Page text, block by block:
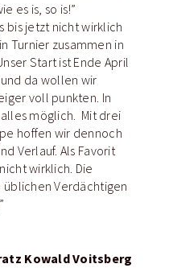
es is, so is!”
bis jetzt nicht wirklich
Turnier zusammen in
Start ist Ende April
da wollen wir
voll punkten. In
möglich. Mit drei
hoffen wir dennoch
Verlauf. Als Favorit
wirklich. Die
üblichen Verdächtigen
Kowald Voitsberg